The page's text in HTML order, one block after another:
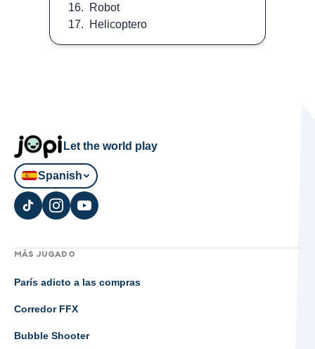
16.
Robot
17.
Helicoptero
Let the world play
Spanish
MÁS JUGADO
París adicto a las compras
Corredor FFX
Bubble Shooter